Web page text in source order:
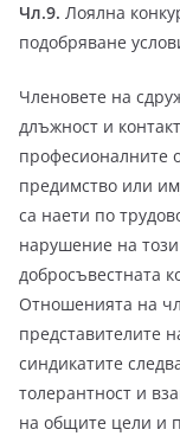
Чл.9. Лоялна
подобряване
Членовете на
длъжност и
професионалните
предимство или
са наети по
нарушение на
добросъвестната
Отношенията на
представителите
синдикатите
толерантност и
на общите цели и